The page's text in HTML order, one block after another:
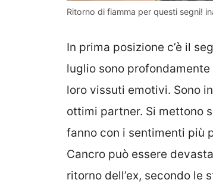
Ritorno di fiamma per questi segni!
In prima posizione c’è il
luglio sono
loro vissuti emotivi. Sono
ottimi partner. Si mettono
fanno con i sentimenti più
Cancro può essere
ritorno dell’ex, secondo le